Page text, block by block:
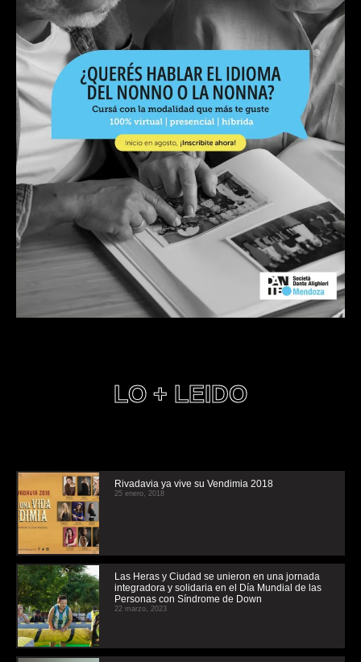
LO + LEIDO
Rivadavia ya vive su Vendimia 2018
25 enero, 2018
Las Heras y Ciudad se unieron en una jornada
integradora y solidaria en el Día Mundial de las
Personas con Síndrome de Down
22 marzo, 2023